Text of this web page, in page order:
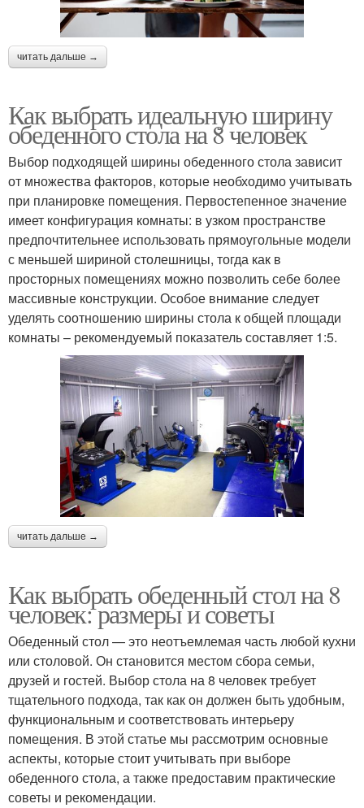
читать дальше →
Как выбрать идеальную ширину
обеденного стола на 8 человек
Выбор подходящей ширины обеденного стола зависит
от множества факторов, которые необходимо учитывать
при планировке помещения. Первостепенное значение
имеет конфигурация комнаты: в узком пространстве
предпочтительнее использовать прямоугольные модели
с меньшей шириной столешницы, тогда как в
просторных помещениях можно позволить себе более
массивные конструкции. Особое внимание следует
уделять соотношению ширины стола к общей площади
комнаты – рекомендуемый показатель составляет 1:5.
читать дальше →
Как выбрать обеденный стол на 8
человек: размеры и советы
Обеденный стол — это неотъемлемая часть любой кухни
или столовой. Он становится местом сбора семьи,
друзей и гостей. Выбор стола на 8 человек требует
тщательного подхода, так как он должен быть удобным,
функциональным и соответствовать интерьеру
помещения. В этой статье мы рассмотрим основные
аспекты, которые стоит учитывать при выборе
обеденного стола, а также предоставим практические
советы и рекомендации.